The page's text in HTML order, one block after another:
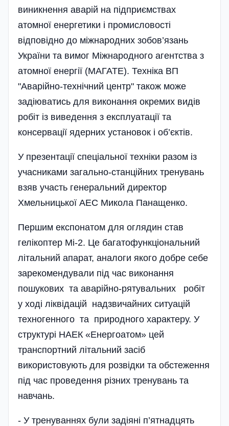
виникнення аварій на підприємствах
атомної енергетики і промисловості
відповідно до міжнародних зобов’язань
України та вимог Міжнародного агентства з
атомної енергії (МАГАТЕ). Техніка ВП
"Аварійно-технічний центр" також може
задіюватись для виконання окремих видів
робіт із виведення з експлуатації та
консервації ядерних установок і об’єктів.
У презентації спеціальної техніки разом із
учасниками загально-станційних тренувань
взяв участь генеральний директор
Хмельницької АЕС Микола Панащенко.
Першим експонатом для оглядин став
гелікоптер Мі-2. Це багатофункціональний
літальний апарат, аналоги якого добре себе
зарекомендували під час виконання
пошукових та аварійно-рятувальних робіт
у ході ліквідацій надзвичайних ситуацій
техногенного та природного характеру. У
структурі НАЕК «Енергоатом» цей
транспортний літальний засіб
використовують для розвідки та обстеження
під час проведення різних тренувань та
навчань.
- У тренуваннях були задіяні п’ятнадцять